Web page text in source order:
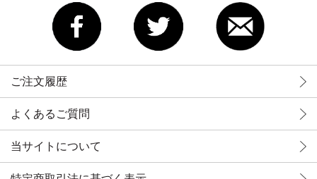
ご注文履歴
よくあるご質問
当サイトについて